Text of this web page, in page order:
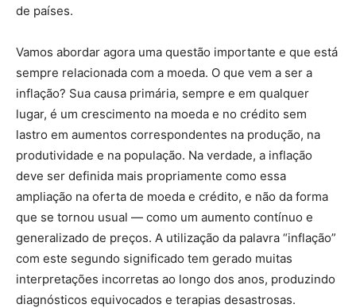
de países.
Vamos abordar agora uma questão importante e que está
sempre relacionada com a moeda. O que vem a ser a
inflação? Sua causa primária, sempre e em qualquer
lugar, é um crescimento na moeda e no crédito sem
lastro em aumentos correspondentes na produção, na
produtividade e na população. Na verdade, a inflação
deve ser definida mais propriamente como essa
ampliação na oferta de moeda e crédito, e não da forma
que se tornou usual — como um aumento contínuo e
generalizado de preços. A utilização da palavra “inflação”
com este segundo significado tem gerado muitas
interpretações incorretas ao longo dos anos, produzindo
diagnósticos equivocados e terapias desastrosas.